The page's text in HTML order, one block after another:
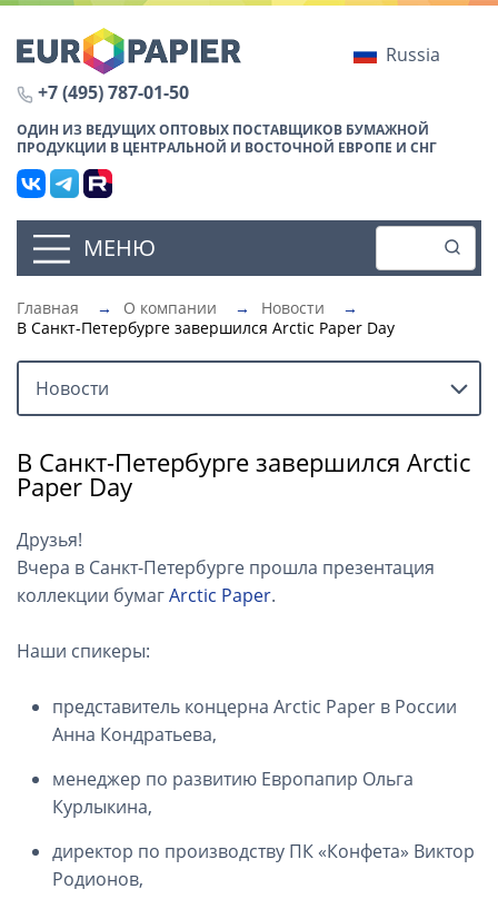
Russia
+7 (495) 787-01-50
ОДИН ИЗ ВЕДУЩИХ ОПТОВЫХ ПОСТАВЩИКОВ БУМАЖНОЙ
ПРОДУКЦИИ В ЦЕНТРАЛЬНОЙ И ВОСТОЧНОЙ ЕВРОПЕ И СНГ
МЕНЮ
Главная → О компании → Новости
→
В Санкт-Петербурге завершился Arctic Paper Day
Новости
В Санкт-Петербурге завершился Arctic
Paper Day
Друзья!
Вчера в Санкт-Петербурге прошла презентация
коллекции бумагArctic Paper.
Наши спикеры:
представитель концерна Arctic Paper в России
Анна Кондратьева,
менеджер по развитию Европапир Ольга
Курлыкина,
директор по производству ПК «Конфета» Виктор
Родионов,